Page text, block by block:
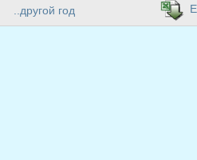
..другой год